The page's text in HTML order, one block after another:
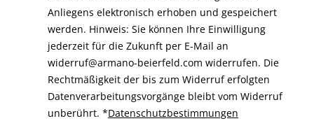
Anliegens elektronisch erhoben und gespeichert
werden. Hinweis: Sie können Ihre Einwilligung
jederzeit für die Zukunft per E-Mail an
widerruf@armano-beierfeld.com widerrufen. Die
Rechtmäßigkeit der bis zum Widerruf erfolgten
Datenverarbeitungsvorgänge bleibt vom Widerruf
unberührt. *Datenschutzbestimmungen